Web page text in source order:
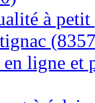
à
ligne et